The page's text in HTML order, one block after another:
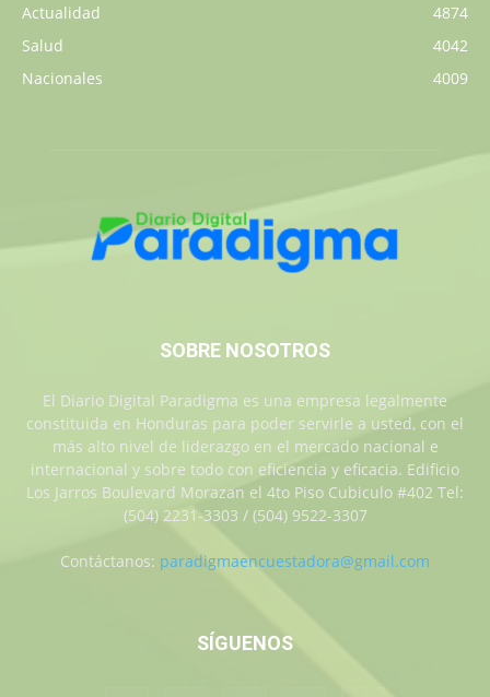
Actualidad
4874
Salud
4042
Nacionales
4009
SOBRE NOSOTROS
El Diario Digital Paradigma es una empresa legalmente
constituida en Honduras para poder servirle a usted, con el
más alto nivel de liderazgo en el mercado nacional e
internacional y sobre todo con eficiencia y eficacia. Edificio
Los Jarros Boulevard Morazan el 4to Piso Cubiculo #402 Tel:
(504) 2231-3303 / (504) 9522-3307
Contáctanos: paradigmaencuestadora@gmail.com
SÍGUENOS